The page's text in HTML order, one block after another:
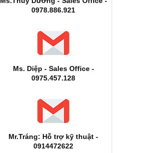
0978.886.921
Ms. Diệp - Sales Office -
0975.457.128
Mr.Tráng: Hỗ trợ kỹ thuật -
0914472622